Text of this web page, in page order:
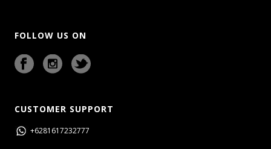
FOLLOW US ON
CUSTOMER SUPPORT
+6281617232777